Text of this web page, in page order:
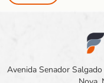
Avenida Senador